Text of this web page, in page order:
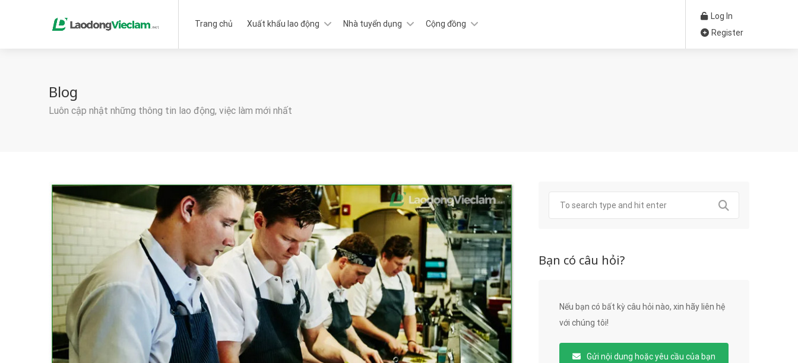
Trang chủ Xuất khẩu lao động Nhà tuyển dụng Cộng đồng
Log In
Register
Blog
Luôn cập nhật những thông tin lao động, việc làm mới nhất
Bạn có câu hỏi?
Nếu bạn có bất kỳ câu hỏi nào, xin hãy liên hệ
với chúng tôi!
Gửi nội dung hoặc yêu cầu của bạn